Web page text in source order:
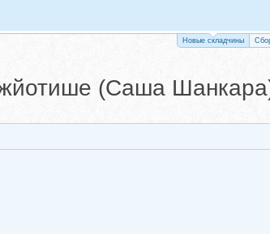
Новые складчины
(Саша